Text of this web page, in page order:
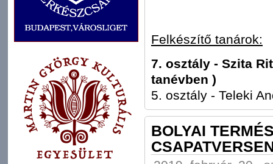
Felkészítő tanárok:
7. osztály - Szita
tanévben )
5. osztály - Teleki
BOLYAI